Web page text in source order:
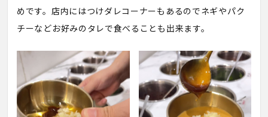
めです。店内にはつけダレコーナーもあるのでネギやパク
チーなどお好みのタレで食べることも出来ます。